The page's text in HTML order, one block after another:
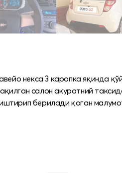
некса 3 каропка яқинда
салон акуратний
берилади қоган